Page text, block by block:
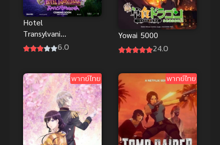
Hotel
Transylvania
4 โรงแรมผี
ป่วนโลก
พากย์
6.0
Yowai 5000
24.0
พากย์ไทย พากย์ไทย